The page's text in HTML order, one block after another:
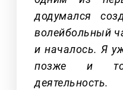
додумался
волейбольный
и началось. Я
позже и
деятельность.